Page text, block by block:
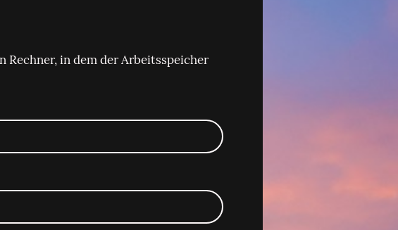
Rechner, in dem der Arbeitsspeicher